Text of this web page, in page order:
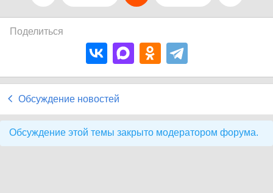
Поделиться
Обсуждение новостей
Обсуждение этой темы закрыто модератором форума.